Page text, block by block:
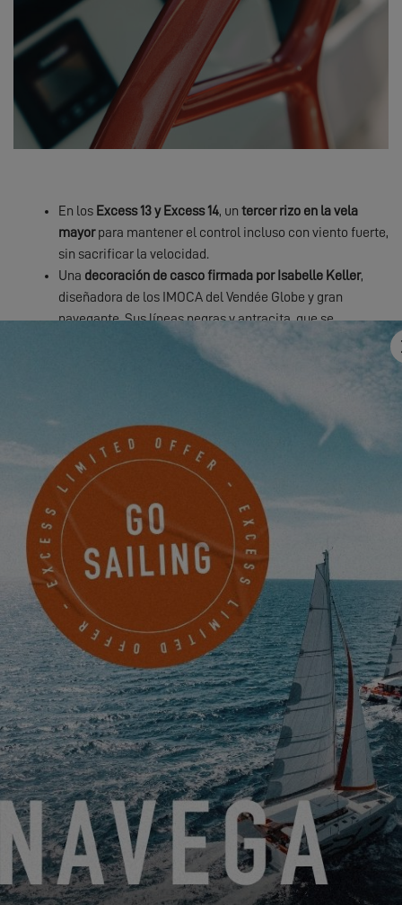
En los Excess 13 y Excess 14, un tercer rizo en la vela
mayorpara mantener el control incluso con viento fuerte,
sin sacrificar la velocidad.
Una decoración de casco firmada por Isabelle Keller,
diseñadora de los IMOCA del Vendée Globe y gran
navegante. Sus líneas negras y antracita, que se
desvanecen en la línea de quilla, acentúan el perfil
deportivo del barco. Combinadas con el casco gris
estándar, crean un verdadero efecto de reconocimiento
Asas textiles de cuerda Lancelinen el interior,
recordando los cabos exteriores.